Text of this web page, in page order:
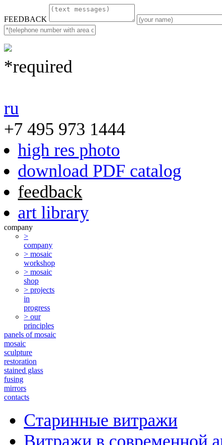
FEEDBACK
*required
ru
+7 495 973 1444
high res photo
download PDF catalog
feedback
art library
company
>
company
> mosaic
workshop
> mosaic
shop
> projects
in
progress
> our
principles
panels of mosaic
mosaic
sculpture
restoration
stained glass
fusing
mirrors
contacts
Старинные витражи
Витражи в современной